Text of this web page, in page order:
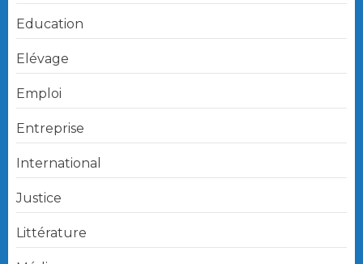
Education
Elévage
Emploi
Entreprise
International
Justice
Littérature